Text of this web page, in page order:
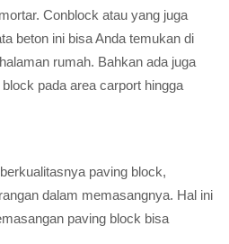
Conblock atau yang juga
beton ini bisa Anda temukan di
rumah. Bahkan ada juga
pada area carport hingga
paving block,
dalam memasangnya. Hal ini
paving block bisa